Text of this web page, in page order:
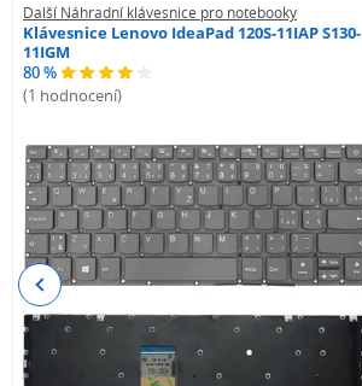
Další Náhradní klávesnice pro notebooky
Klávesnice Lenovo IdeaPad 120S-11IAP S130-
11IGM
80 %
(1 hodnocení)
Previous